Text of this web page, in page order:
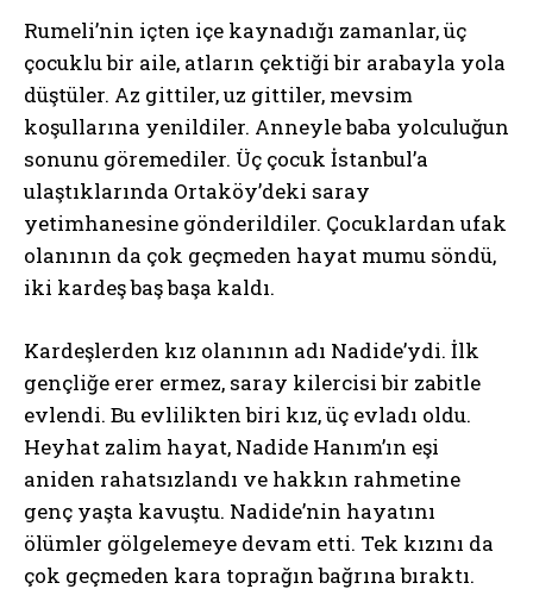
Rumeli’nin içten içe kaynadığı zamanlar, üç
çocuklu bir aile, atların çektiği bir arabayla yola
düştüler. Az gittiler, uz gittiler, mevsim
koşullarına yenildiler. Anneyle baba yolculuğun
sonunu göremediler. Üç çocuk İstanbul’a
ulaştıklarında Ortaköy’deki saray
yetimhanesine gönderildiler. Çocuklardan ufak
olanının da çok geçmeden hayat mumu söndü,
iki kardeş baş başa kaldı.
Kardeşlerden kız olanının adı Nadide’ydi. İlk
gençliğe erer ermez, saray kilercisi bir zabitle
evlendi. Bu evlilikten biri kız, üç evladı oldu.
Heyhat zalim hayat, Nadide Hanım’ın eşi
aniden rahatsızlandı ve hakkın rahmetine
genç yaşta kavuştu. Nadide’nin hayatını
ölümler gölgelemeye devam etti. Tek kızını da
çok geçmeden kara toprağın bağrına bıraktı.